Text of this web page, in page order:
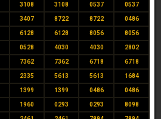
3108 3108 0537 0537
3407 8722 8722 0486
6128 6128 8056 8056
0528 4030 4030 2802
7362 7362 6718 6718
2335 5613 5613 1684
1399 1399 0486 0486
1960 0293 0293 8098